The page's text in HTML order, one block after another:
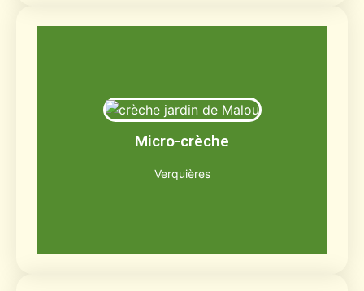
Micro-crèche
Verquières
Le jardin de Malou
à 3 ans
Découvrir